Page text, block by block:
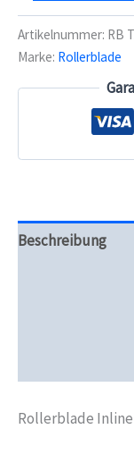
Skates
Bag
schwarz
Menge
Artikelnummer: RB
Marke: Rollerblade
Beschreibung
Rollerblade